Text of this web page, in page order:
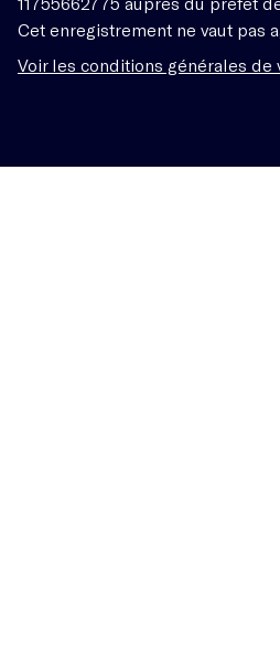
Cet enregistrement ne vaut pas
Voir les conditions générales de